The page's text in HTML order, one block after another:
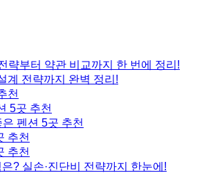
략부터 약관 비교까지 한 번에 정리!
계 전략까지 완벽 정리!
천
5곳 추천
펜션 5곳 추천
추천
추천
? 실손·진단비 전략까지 한눈에!